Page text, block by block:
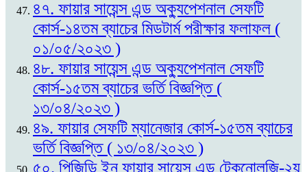
৪৭. ফায়ার সায়েন্স এন্ড অক্যুপেশনাল সেফটি
কোর্স-১৪তম ব্যাচের মিডটার্ম পরীক্ষার ফলাফল (
০১/০৫/২০২৩ )
৪৮. ফায়ার সায়েন্স এন্ড অক্যুপেশনাল সেফটি
কোর্স-১৫তম ব্যাচের ভর্তি বিজ্ঞপ্তি (
১৩/০৪/২০২৩ )
৪৯. ফায়ার সেফটি ম্যানেজার কোর্স-১৫তম ব্যাচের
ভর্তি বিজ্ঞপ্তি ( ১৩/০৪/২০২৩ )
৫০. পিজিডি ইন ফায়ার সায়েন্স এন্ড টেকনোলজি-২য়